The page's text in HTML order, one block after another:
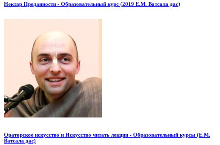
Нектар Преданности - Образовательный курс (2019 Е.М. Ватсала дас)
Ораторское искусство и Искусство читать лекции - Образовательный курсы (Е.М.
Ватсала дас)